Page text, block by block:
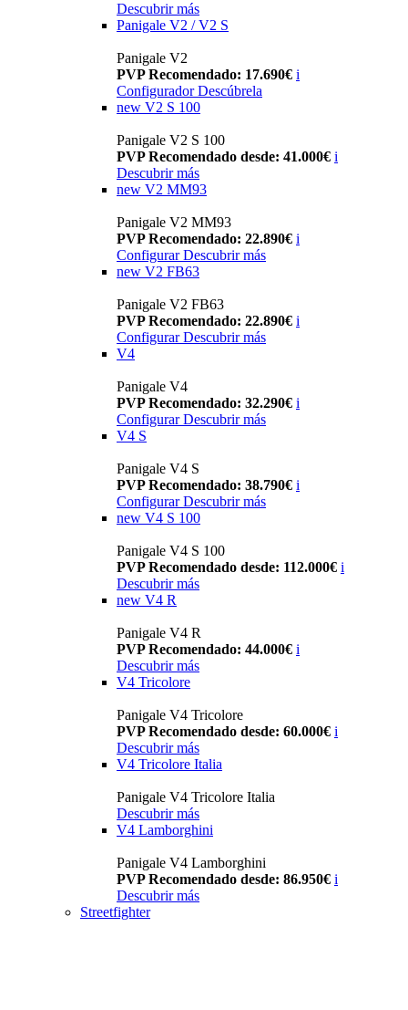
Descubrir más
Panigale V2 / V2 S
Panigale V2
PVP Recomendado: 17.690€ i
Configurador Descúbrela
new V2 S 100
Panigale V2 S 100
PVP Recomendado desde: 41.000€ i
Descubrir más
new V2 MM93
Panigale V2 MM93
PVP Recomendado: 22.890€ i
Configurar Descubrir más
new V2 FB63
Panigale V2 FB63
PVP Recomendado: 22.890€ i
Configurar Descubrir más
V4
Panigale V4
PVP Recomendado: 32.290€ i
Configurar Descubrir más
V4 S
Panigale V4 S
PVP Recomendado: 38.790€ i
Configurar Descubrir más
new V4 S 100
Panigale V4 S 100
PVP Recomendado desde: 112.000€ i
Descubrir más
new V4 R
Panigale V4 R
PVP Recomendado: 44.000€ i
Descubrir más
V4 Tricolore
Panigale V4 Tricolore
PVP Recomendado desde: 60.000€ i
Descubrir más
V4 Tricolore Italia
Panigale V4 Tricolore Italia
Descubrir más
V4 Lamborghini
Panigale V4 Lamborghini
PVP Recomendado desde: 86.950€ i
Descubrir más
Streetfighter